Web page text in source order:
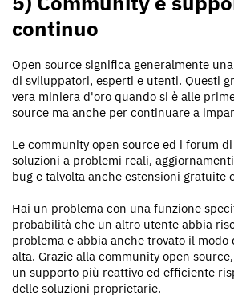
continuo
Open source significa generalmente
di sviluppatori, esperti e utenti. Questi
vera miniera d'oro quando si è alle
source ma anche per continuare a
Le community open source ed i forum
soluzioni a problemi reali,
bug e talvolta anche estensioni gratuite
Hai un problema con una funzione
probabilità che un altro utente abbia
problema e abbia anche trovato il modo
alta. Grazie alla community open
un supporto più reattivo ed efficiente
delle soluzioni proprietarie.